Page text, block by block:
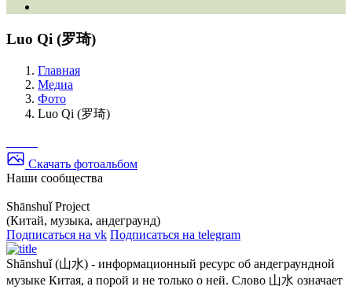
Luo Qi (罗琦)
Главная
Медиа
Фото
Luo Qi (罗琦)
Скачать фотоальбом
Наши сообщества
Shānshuǐ Project
(Китай, музыка, андеграунд)
Подписаться на vk Подписаться на telegram
Shānshuǐ (山水) - информационный ресурс об андеграундной
музыке Китая, а порой и не только о ней. Слово 山水 означает